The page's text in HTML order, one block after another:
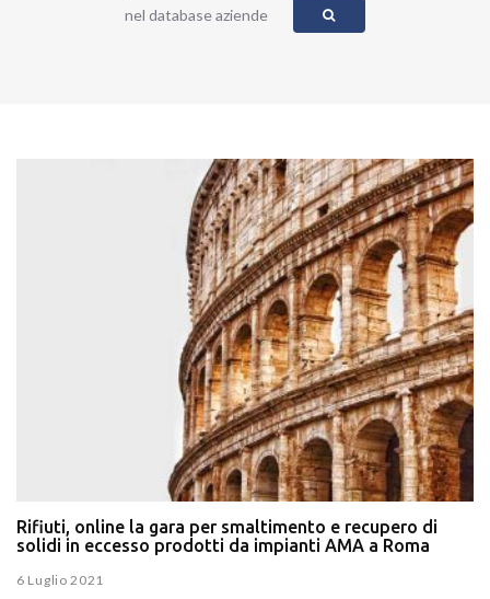
nel database aziende
Rifiuti, online la gara per smaltimento e recupero di
solidi in eccesso prodotti da impianti AMA a Roma
6 Luglio 2021